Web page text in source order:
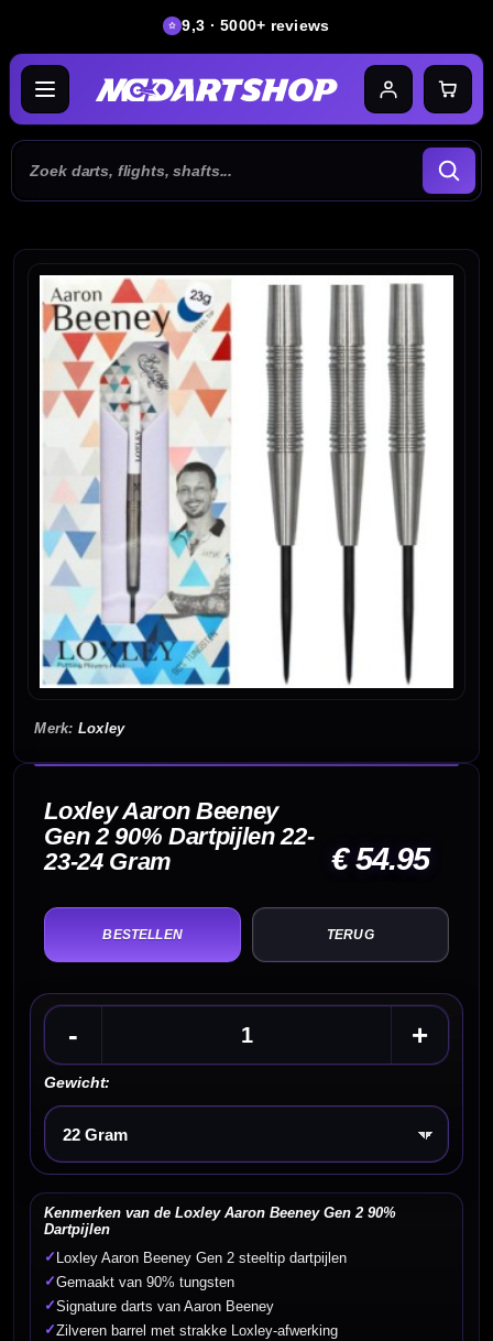
9,3 · 5000+ reviews
Loxley
Loxley Aaron Beeney
Gen 2 90% Dartpijlen 22-
23-24 Gram
€ 54.95
TERUG
- +
Gewicht:
Kies een optie
Kenmerken van de Loxley Aaron Beeney Gen 2 90%
Dartpijlen
✓ Loxley Aaron Beeney Gen 2 steeltip dartpijlen
✓Gemaakt van 90% tungsten
✓Signature darts van Aaron Beeney
✓Zilveren barrel met strakke Loxley-afwerking